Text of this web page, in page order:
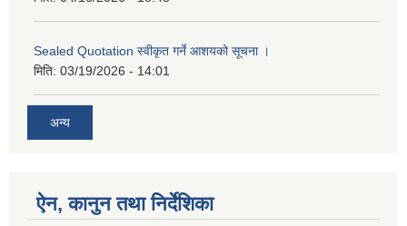
Sealed Quotation स्वीकृत गर्ने आशयको सूचना ।
मिति: 03/19/2026 - 14:01
अन्य
ऐन, कानुन तथा निर्देशिका